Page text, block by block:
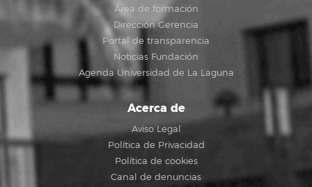
Área de formación
Dirección Gerencia
Portal de transparencia
Noticias Fundación
Agenda Universidad de La Laguna
Acerca de
Aviso Legal
Política de Privacidad
Política de cookies
Canal de denuncias